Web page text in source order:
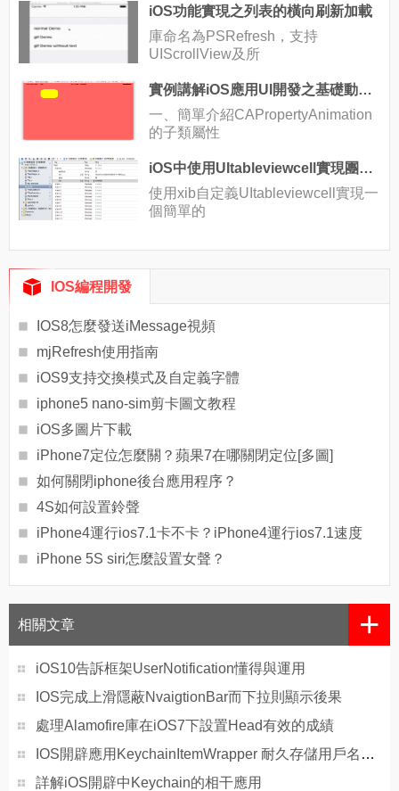
iOS功能實現之列表的橫向刷新加載
庫命名為PSRefresh，支持
UIScrollView及所
實例講解iOS應用UI開發之基礎動畫的創建
一、簡單介紹CAPropertyAnimation
的子類屬性
iOS中使用UItableviewcell實現團購和微博界面的示例
使用xib自定義UItableviewcell實現一
個簡單的
IOS編程開發
IOS8怎麼發送iMessage視頻
mjRefresh使用指南
iOS9支持交換模式及自定義字體
iphone5 nano-sim剪卡圖文教程
iOS多圖片下載
iPhone7定位怎麼關？蘋果7在哪關閉定位[多圖]
如何關閉iphone後台應用程序？
4S如何設置鈴聲
iPhone4運行ios7.1卡不卡？iPhone4運行ios7.1速度
iPhone 5S siri怎麼設置女聲？
相關文章 +
iOS10告訴框架UserNotification懂得與運用
IOS完成上滑隱蔽NvaigtionBar而下拉則顯示後果
處理Alamofire庫在iOS7下設置Head有效的成績
IOS開辟應用KeychainItemWrapper 耐久存儲用戶名和暗碼
詳解iOS開辟中Keychain的相干應用